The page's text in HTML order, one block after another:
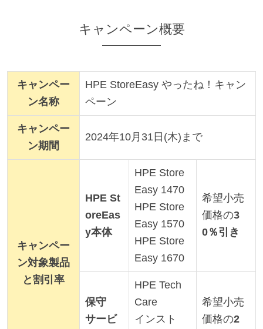
キャンペーン概要
キャンペー
ン名称
HPE StoreEasy やったね！キャン
ペーン
キャンペー
ン期間
2024年10月31日(木)まで
キャンペー
ン対象製品
と割引率
HPE St
oreEas
y本体
HPE Store
Easy 1470
HPE Store
Easy 1570
HPE Store
Easy 1670
希望小売
価格の3
0％引き
保守
サービ
HPE Tech
Care
インスト
希望小売
価格の2